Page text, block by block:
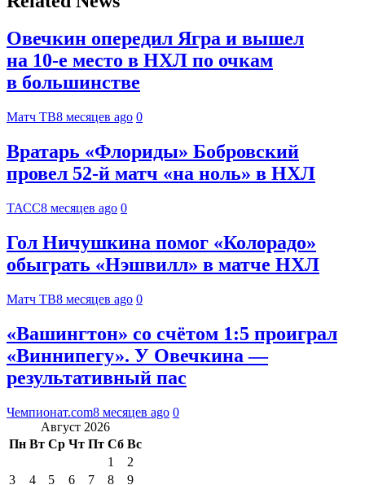
Овечкин опередил Ягра и вышел
на 10‑е место в НХЛ по очкам
в большинстве
Матч ТВ8 месяцев ago 0
Вратарь «Флориды» Бобровский
провел 52-й матч «на ноль» в НХЛ
ТАСС8 месяцев ago 0
Гол Ничушкина помог «Колорадо»
обыграть «Нэшвилл» в матче НХЛ
Матч ТВ8 месяцев ago 0
«Вашингтон» со счётом 1:5 проиграл
«Виннипегу». У Овечкина —
результативный пас
Чемпионат.com8 месяцев ago 0
Август 2026
Пн Вт Ср Чт Пт Сб Вс
1
2
3
4 5 6 7 8
9